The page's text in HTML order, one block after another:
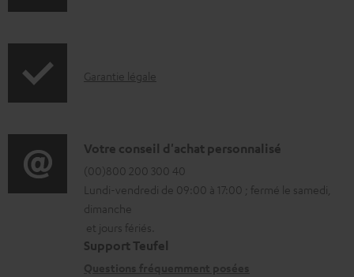
l
r
t
i
o
n
s
I
o
r
m
a
t
Garantie légale
D
é
t
a
i
Votre conseil d'achat personnalisé
(00)800 200 300 40
Lundi-vendredi de 09:00 à 17:00 ; fermé le samedi,
dimanche
et jours fériés.
Support Teufel